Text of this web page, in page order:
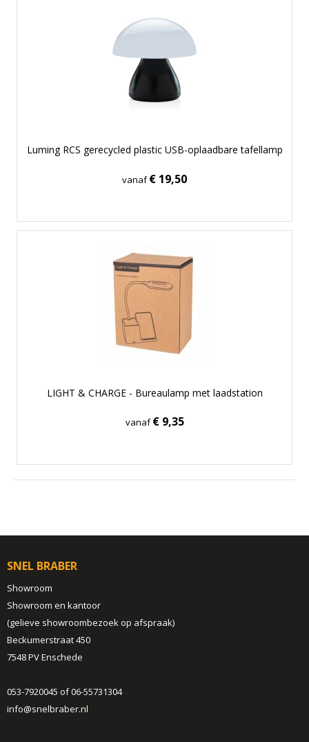
Luming RCS gerecycled plastic USB-oplaadbare tafellamp
vanaf€ 19,50
LIGHT & CHARGE - Bureaulamp met laadstation
vanaf€ 9,35
SNEL BRABER
Showroom
Showroom en kantoor
(gelieve showroombezoek op afspraak)
Beckumerstraat 450
7548 PV Enschede
053-7920045 of 06-55731304
info@snelbraber.nl